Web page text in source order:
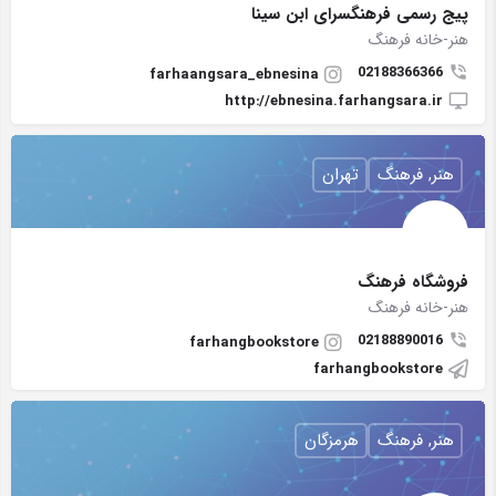
پیج رسمی فرهنگسرای ابن سینا
هنر-خانه فرهنگ
02188366366
farhaangsara_ebnesina
http://ebnesina.farhangsara.ir
فروشگاه فرهنگ
هنر-خانه فرهنگ
02188890016
farhangbookstore
farhangbookstore
هنر, فرهنگ تهران
هنر, فرهنگ هرمزگان